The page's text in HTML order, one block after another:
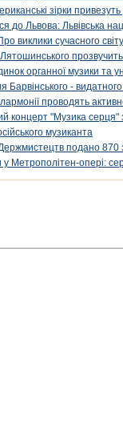
зірки
до Львова: Львівська
виклики сучасного світу
органної музики та
-
проводять
концерт "Музика
музиканта
подано 870
у Метрополітен-опері: